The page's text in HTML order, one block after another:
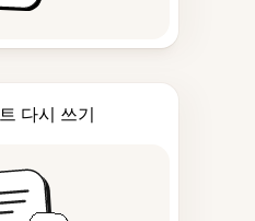
다시 쓰기